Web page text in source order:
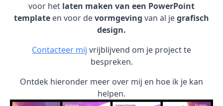
voor het laten maken van een PowerPoint
template en voor devormgeving van al jegrafisch
design.
Contacteer mij vrijblijvend om je project te
bespreken.
Ontdek hieronder meer over mij en hoe ik je kan
helpen.